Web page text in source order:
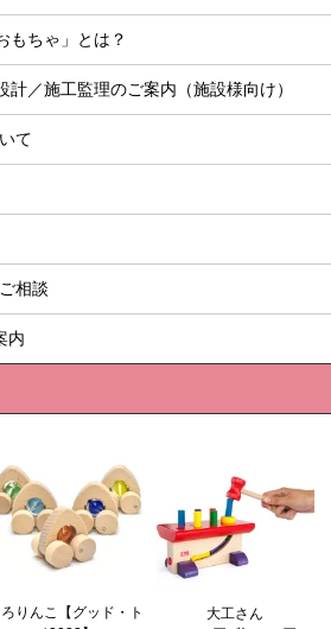
もちゃ」とは？
計／施工監理のご案内（施設様向け）
て
相談
内
りんこ【グッド・ト
大工さん